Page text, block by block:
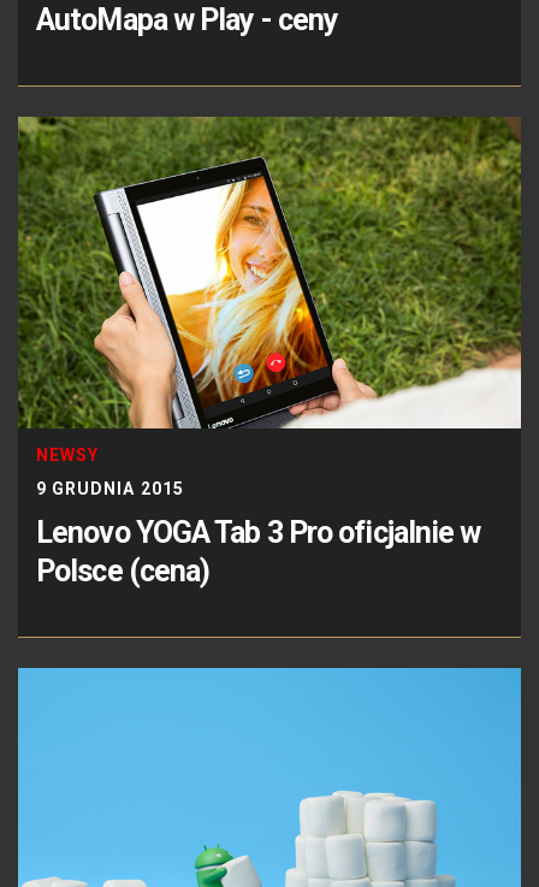
AutoMapa w Play - ceny
NEWSY
9 GRUDNIA 2015
Lenovo YOGA Tab 3 Pro oficjalnie w
Polsce (cena)